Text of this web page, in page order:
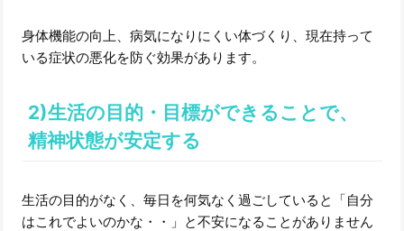
身体機能の向上、病気になりにくい体づくり、現在持って
いる症状の悪化を防ぐ効果があります。
2)生活の目的・目標ができることで、
精神状態が安定する
生活の目的がなく、毎日を何気なく過ごしていると「自分
はこれでよいのかな・・」と不安になることがありません